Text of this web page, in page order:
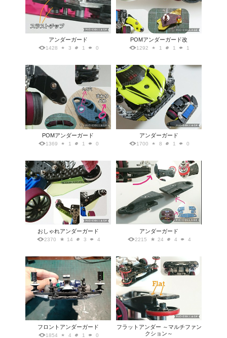
アンダーガード
1428 3 1 0
POMアンダーガード改
1292 1 1 1
POMアンダーガード
1369 1 1 0
アンダーガード
1700 8 1 0
おしゃれアンダーガード
2370 14 3 4
アンダーガード
2215 24 4 4
フロントアンダーガード
1854 4 1 0
フラットアンダー ～マルチファン
クション～